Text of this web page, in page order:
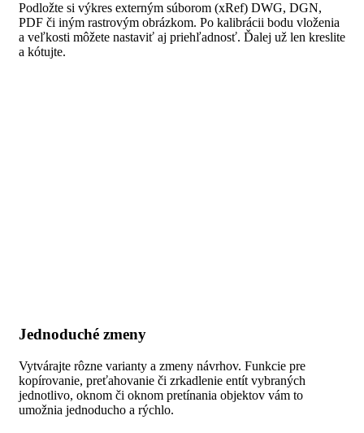
Podložte si výkres externým súborom (xRef) DWG, DGN,
PDF či iným rastrovým obrázkom. Po kalibrácii bodu vloženia
a veľkosti môžete nastaviť aj priehľadnosť. Ďalej už len kreslite
a kótujte.
Jednoduché zmeny
Vytvárajte rôzne varianty a zmeny návrhov. Funkcie pre
kopírovanie, preťahovanie či zrkadlenie entít vybraných
jednotlivo, oknom či oknom pretínania objektov vám to
umožnia jednoducho a rýchlo.